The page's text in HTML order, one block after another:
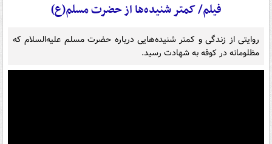
فیلم/ کمتر شنیده‌ها از حضرت مسلم(ع)
روایتی از زندگی و کمتر شنیده‌هایی درباره حضرت مسلم علیه‌السلام که
مظلومانه در کوفه به شهادت رسید.